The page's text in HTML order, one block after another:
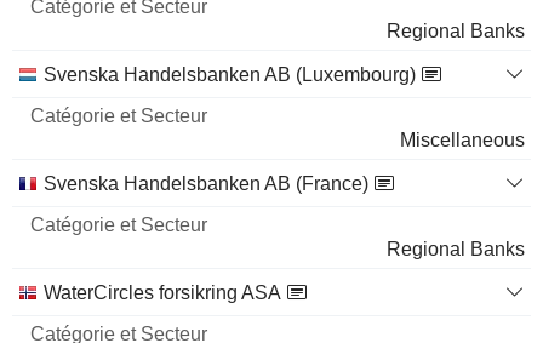
213 226
0,03 %
143 000
Nom
Secteur
Regional Banks
Svenska Handelsbanken AB (Luxembourg)
Miscellaneous
Svenska Handelsbanken AB (France)
Regional Banks
WaterCircles forsikring ASA